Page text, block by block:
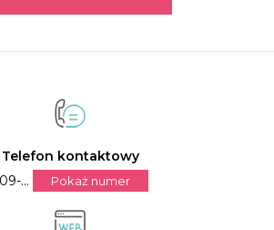
Telefon kontaktowy
...
Pokaż numer